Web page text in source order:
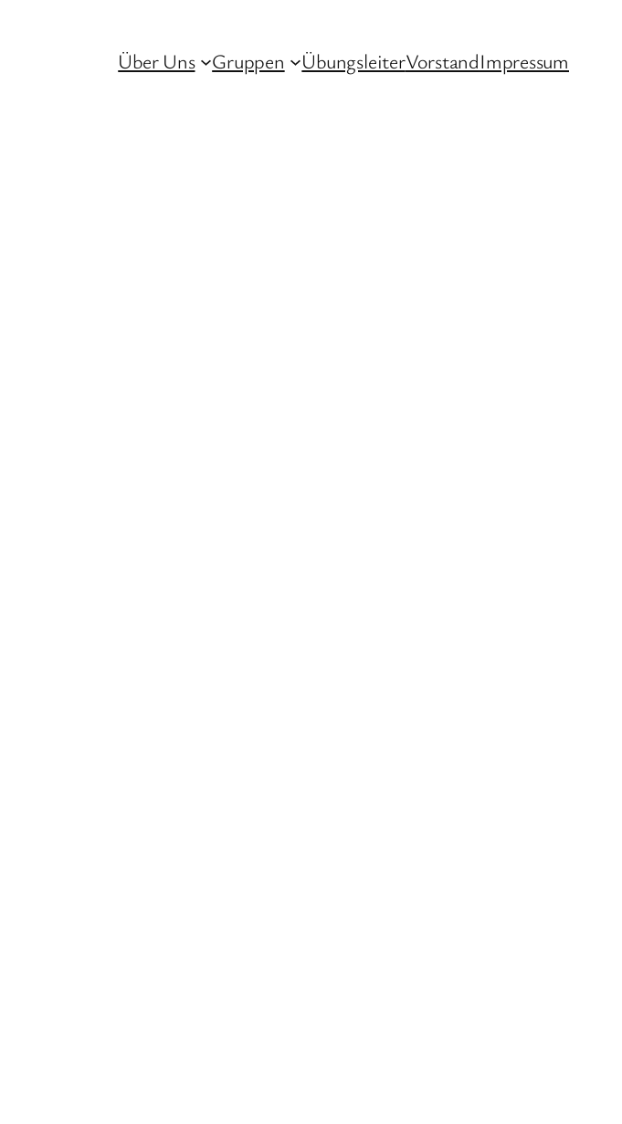
Über Uns Gruppen ÜbungsleiterVorstandImpressum